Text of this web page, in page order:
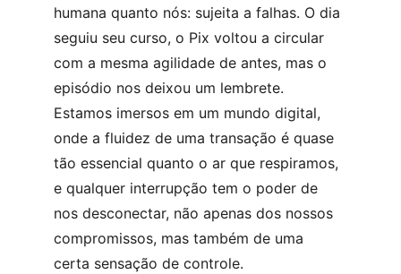
humana quanto nós: sujeita a falhas. O dia
seguiu seu curso, o Pix voltou a circular
com a mesma agilidade de antes, mas o
episódio nos deixou um lembrete.
Estamos imersos em um mundo digital,
onde a fluidez de uma transação é quase
tão essencial quanto o ar que respiramos,
e qualquer interrupção tem o poder de
nos desconectar, não apenas dos nossos
compromissos, mas também de uma
certa sensação de controle.